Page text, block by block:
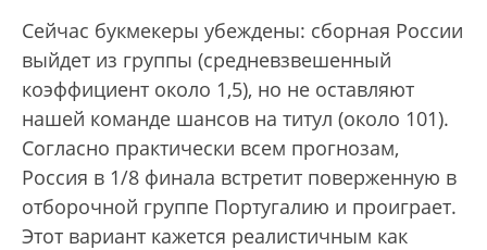
Сейчас букмекеры убеждены: сборная России
выйдет из группы (средневзвешенный
коэффициент около 1,5), но не оставляют
нашей команде шансов на титул (около 101).
Согласно практически всем прогнозам,
Россия в 1/8 финала встретит поверженную в
отборочной группе Португалию и проиграет.
Этот вариант кажется реалистичным как